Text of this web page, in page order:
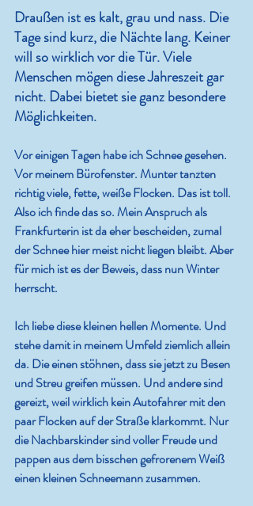
Draußen ist es kalt, grau und nass. Die
Tage sind kurz, die Nächte lang. Keiner
will so wirklich vor die Tür. Viele
Menschen mögen diese Jahreszeit gar
nicht. Dabei bietet sie ganz besondere
Möglichkeiten.
Vor einigen Tagen habe ich Schnee gesehen.
Vor meinem Bürofenster. Munter tanzten
richtig viele, fette, weiße Flocken. Das ist toll.
Also ich finde das so. Mein Anspruch als
Frankfurterin ist da eher bescheiden, zumal
der Schnee hier meist nicht liegen bleibt. Aber
für mich ist es der Beweis, dass nun Winter
herrscht.
Ich liebe diese kleinen hellen Momente. Und
stehe damit in meinem Umfeld ziemlich allein
da. Die einen stöhnen, dass sie jetzt zu Besen
und Streu greifen müssen. Und andere sind
gereizt, weil wirklich kein Autofahrer mit den
paar Flocken auf der Straße klarkommt. Nur
die Nachbarskinder sind voller Freude und
pappen aus dem bisschen gefrorenem Weiß
einen kleinen Schneemann zusammen.